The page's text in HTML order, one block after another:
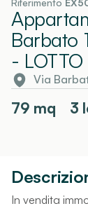
Barbato
- LOTTO
Via
79 mq
3
In vendita